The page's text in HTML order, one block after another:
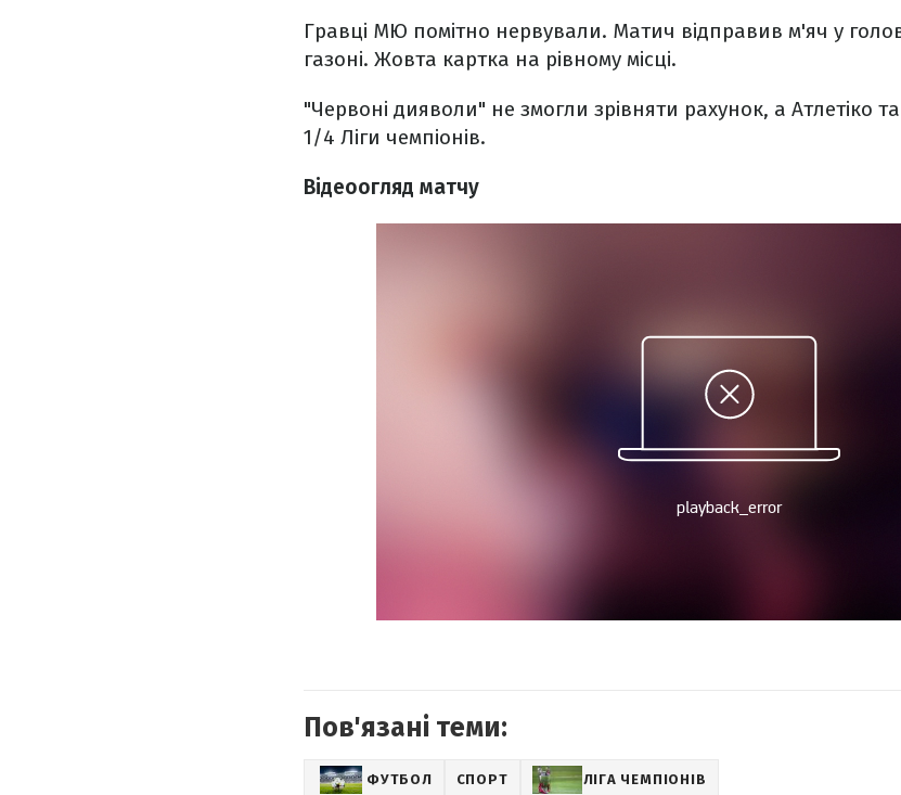
Гравці МЮ помітно нервували. Матич відправив м'яч у
газоні. Жовта картка на рівному місці.
"Червоні дияволи" не змогли зрівняти рахунок, а Атлетіко
1/4 Ліги чемпіонів.
Відеоогляд матчу
Пов'язані теми:
ФУТБОЛ СПОРТ ЛІГА ЧЕМПІОНІВ